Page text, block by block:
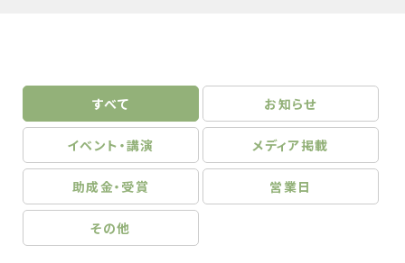
すべて お知らせ
イベント・講演 メディア掲載
助成金・受賞 営業日
その他